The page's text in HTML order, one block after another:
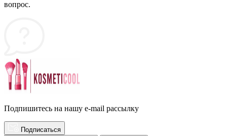
вопрос.
Подпишитесь на нашу e-mail рассылку
Подписаться